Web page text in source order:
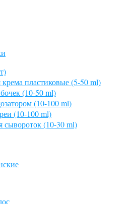
пластиковые (5-50 ml)
(10-50 ml)
(10-100 ml)
(10-100 ml)
(10-30 ml)